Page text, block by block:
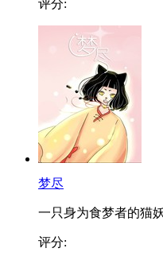
评分:
梦尽
一只身为食梦者的猫
评分: